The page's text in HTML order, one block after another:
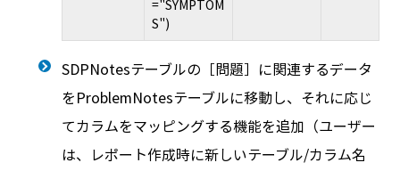
="SYMPTOM
S")
SDPNotesテーブルの［問題］に関連するデータ
をProblemNotesテーブルに移動し、それに応じ
てカラムをマッピングする機能を追加（ユーザー
は、レポート作成時に新しいテーブル/カラム名